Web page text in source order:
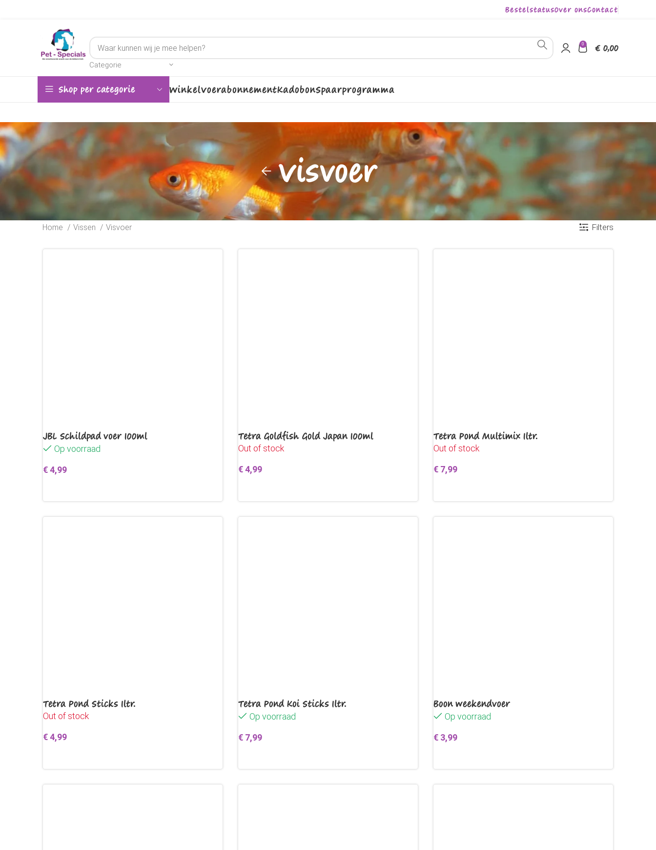
BestelstatusOver onsContact
Categorie
0 € 0,00
Shop per categorie WinkelVoerabonnementKadobonSpaarprogramma
Visvoer
Home Vissen Visvoer Filters
JBL Schildpad voer 100ml
Op voorraad
€4,99
Tetra Goldfish Gold Japan 100ml
Out of stock
€4,99
Tetra Pond Multimix 1ltr.
Out of stock
€ 7,99
Tetra Pond Sticks 1ltr.
Out of stock
€4,99
Tetra Pond Koi Sticks 1ltr.
Op voorraad
€ 7,99
Boon weekendvoer
Op voorraad
€ 3,99